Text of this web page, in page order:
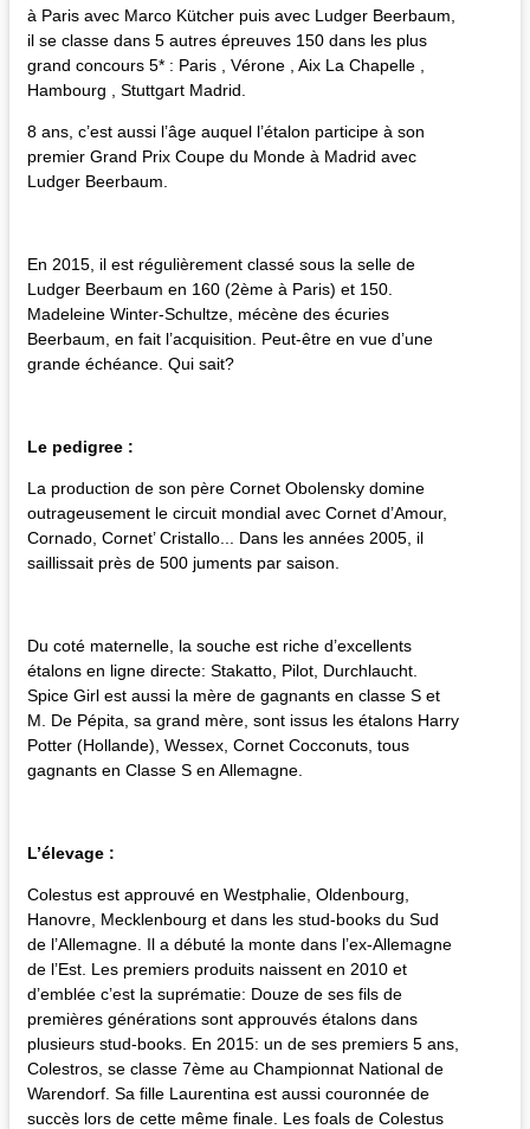
à Paris avec Marco Kütcher puis avec Ludger Beerbaum,
il se classe dans 5 autres épreuves 150 dans les plus
grand concours 5* : Paris , Vérone , Aix La Chapelle ,
Hambourg , Stuttgart Madrid.
8 ans, c’est aussi l’âge auquel l’étalon participe à son
premier Grand Prix Coupe du Monde à Madrid avec
Ludger Beerbaum.
En 2015, il est régulièrement classé sous la selle de
Ludger Beerbaum en 160 (2ème à Paris) et 150.
Madeleine Winter-Schultze, mécène des écuries
Beerbaum, en fait l’acquisition. Peut-être en vue d’une
grande échéance. Qui sait?
Le pedigree :
La production de son père Cornet Obolensky domine
outrageusement le circuit mondial avec Cornet d’Amour,
Cornado, Cornet’ Cristallo... Dans les années 2005, il
saillissait près de 500 juments par saison.
Du coté maternelle, la souche est riche d’excellents
étalons en ligne directe: Stakatto, Pilot, Durchlaucht.
Spice Girl est aussi la mère de gagnants en classe S et
M. De Pépita, sa grand mère, sont issus les étalons Harry
Potter (Hollande), Wessex, Cornet Cocconuts, tous
gagnants en Classe S en Allemagne.
L’élevage :
Colestus est approuvé en Westphalie, Oldenbourg,
Hanovre, Mecklenbourg et dans les stud-books du Sud
de l’Allemagne. Il a débuté la monte dans l’ex-Allemagne
de l’Est. Les premiers produits naissent en 2010 et
d’emblée c’est la suprématie: Douze de ses fils de
premières générations sont approuvés étalons dans
plusieurs stud-books. En 2015: un de ses premiers 5 ans,
Colestros, se classe 7ème au Championnat National de
Warendorf. Sa fille Laurentina est aussi couronnée de
succès lors de cette même finale. Les foals de Colestus